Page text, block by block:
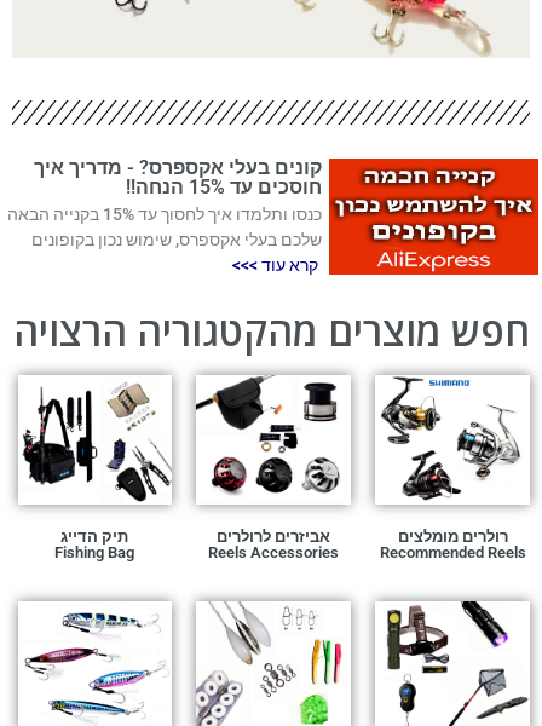
קונים בעלי אקספרס? - מדריך איך
חוסכים עד 15% הנחה!!
כנסו ותלמדו איך לחסוך עד 15% בקנייה הבאה
שלכם בעלי אקספרס,שימוש נכון בקופונים
קרא עוד >>>
חפש מוצרים מהקטגוריה הרצויה
רולרים מומלצים
Recommended Reels
אביזרים לרולרים
Reels Accessories
תיק הדייג
Fishing Bag